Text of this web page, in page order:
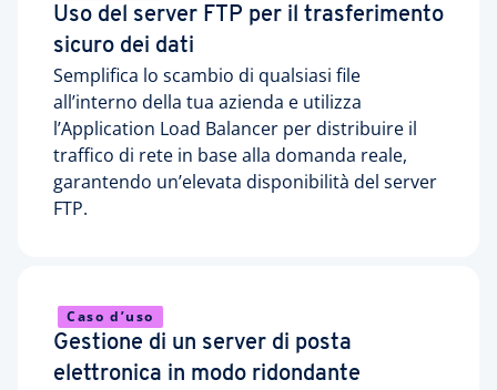
Uso del server FTP per il trasferimento
sicuro dei dati
Semplifica lo scambio di qualsiasi file
all’interno della tua azienda e utilizza
l’Application Load Balancer per distribuire il
traffico di rete in base alla domanda reale,
garantendo un’elevata disponibilità del server
FTP.
Caso d’uso
Gestione di un server di posta
elettronica in modo ridondante